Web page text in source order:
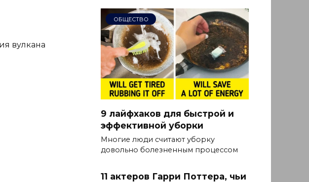
вулкана
ОБЩЕСТВО
9 лайфхаков для быстрой и
эффективной уборки
Многие люди считают уборку
довольно болезненным процессом
11 актеров Гарри Поттера, чьи